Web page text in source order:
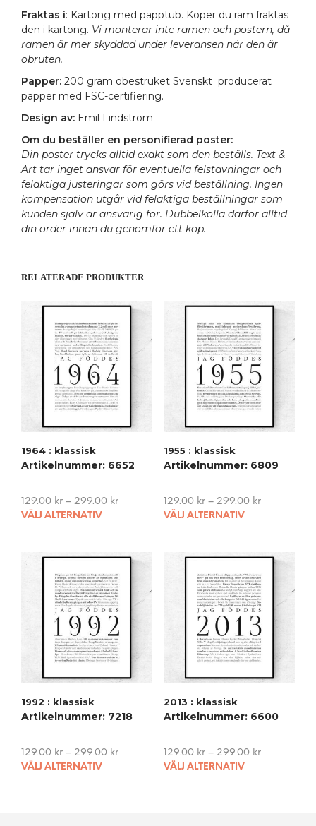
Fraktas i: Kartong med papptub. Köper du ram fraktas
den i kartong. Vi monterar inte ramen och postern, då
ramen är mer skyddad under leveransen när den är
obruten.
Papper: 200 gram obestruket Svenskt producerat
papper med FSC-certifiering.
Design av: Emil Lindström
Om du beställer en personifierad poster:
Din poster trycks alltid exakt som den beställs. Text &
Art tar inget ansvar för eventuella felstavningar och
felaktiga justeringar som görs vid beställning. Ingen
kompensation utgår vid felaktiga beställningar som
kunden själv är ansvarig för. Dubbelkolla därför alltid
din order innan du genomför ett köp.
RELATERADE PRODUKTER
1964 : klassisk
Artikelnummer: 6652
129.00 kr – 299.00 kr
VÄLJ ALTERNATIV
This
multiple
The
page
1955 : klassisk
Artikelnummer: 6809
129.00 kr– 299.00 kr
VÄLJ ALTERNATIV
The
1992 : klassisk
Artikelnummer: 7218
129.00 kr – 299.00 kr
VÄLJ ALTERNATIV
This
2013 : klassisk
Artikelnummer: 6600
129.00 kr– 299.00 kr
VÄLJ ALTERNATIV